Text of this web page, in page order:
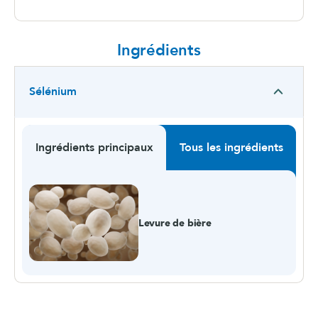
Ingrédients
Sélénium
Ingrédients principaux Tous les ingrédients
Levure de bière